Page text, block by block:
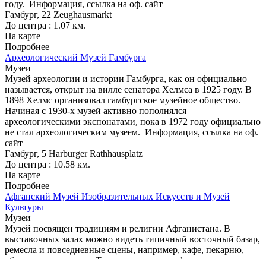
году. Информация, ссылка на оф. сайт
Гамбург, 22 Zeughausmarkt
До центра : 1.07 км.
На карте
Подробнее
Археологический Музей Гамбурга
Музеи
Музей археологии и истории Гамбурга, как он официально
называется, открыт на вилле сенатора Хелмса в 1925 году. В
1898 Хелмс организовал гамбургское музейное общество.
Начиная с 1930-х музей активно пополнялся
археологическими экспонатами, пока в 1972 году официально
не стал археологическим музеем. Информация, ссылка на оф.
сайт
Гамбург, 5 Harburger Rathhausplatz
До центра : 10.58 км.
На карте
Подробнее
Афганский Музей Изобразительных Искусств и Музей
Культуры
Музеи
Музей посвящен традициям и религии Афганистана. В
выставочных залах можно видеть типичный восточный базар,
ремесла и повседневные сцены, например, кафе, пекарню,